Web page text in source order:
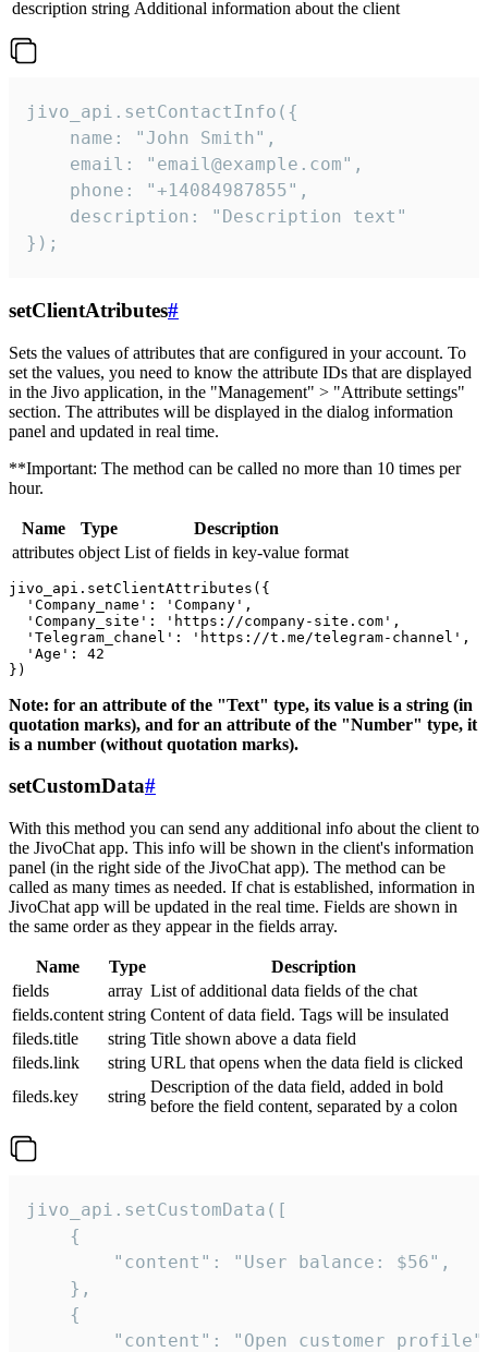
description string Additional information about the client
jivo_api.setContactInfo({
    name: "John Smith",
    email: "email@example.com",
    phone: "+14084987855",
    description: "Description text"
});
setClientAtributes#
Sets the values ​​of attributes that are configured in your account. To
set the values, you need to know the attribute IDs that are displayed
in the Jivo application, in the "Management" > "Attribute settings"
section. The attributes will be displayed in the dialog information
panel and updated in real time.
**Important: The method can be called no more than 10 times per
hour.
Name Type
Description
attributes object List of fields in key-value format
jivo_api.setClientAttributes({
  'Company_name': 'Company',
  'Company_site': 'https://company-site.com',
  'Telegram_chanel': 'https://t.me/telegram-channel',
  'Age': 42
Note: for an attribute of the "Text" type, its value is a string (in
quotation marks), and for an attribute of the "Number" type, it
is a number (without quotation marks).
setCustomData#
With this method you can send any additional info about the client to
the JivoChat app. This info will be shown in the client's information
panel (in the right side of the JivoChat app). The method can be
called as many times as needed. If chat is established, information in
JivoChat app will be updated in the real time. Fields are shown in
the same order as they appear in the fields array.
Name Type
Description
fields
array List of additional data fields of the chat
fields.content string Content of data field. Tags will be insulated
fileds.title
string Title shown above a data field
fileds.link
string URL that opens when the data field is clicked
fileds.key
string
Description of the data field, added in bold
before the field content, separated by a colon
jivo_api.setCustomData([
    {
        "content": "User balance: $56",
    },
    {
"content": "Open customer